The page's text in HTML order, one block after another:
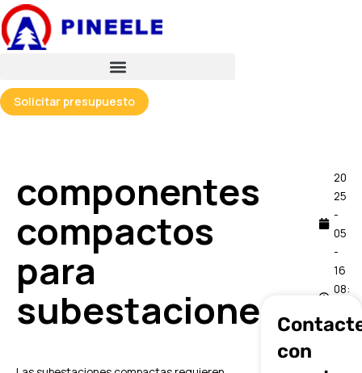
跳
至
内
Solicitar presupuesto
componentes
compactos
para
subestaciones
20
25
-
05
-
16
08:
con